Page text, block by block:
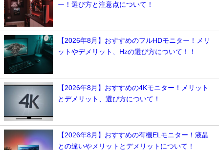
ー！選び方と注意点について！
【2026年8月】おすすめのフルHDモニター！メリ
ットやデメリット、Hzの選び方について！！
【2026年8月】おすすめの4Kモニター！メリット
とデメリット、選び方について！
【2026年8月】おすすめの有機ELモニター！液晶
との違いやメリットとデメリットについて！